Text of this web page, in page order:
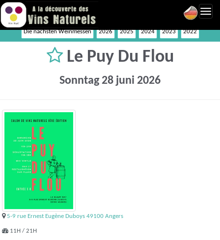
Die nächsten Weinmessen 2026 2025 2024 2023 2022
Le Puy Du Flou
Sonntag 28 juni 2026
5-9 rue Ernest Eugène Duboys 49100 Angers
11H / 21H